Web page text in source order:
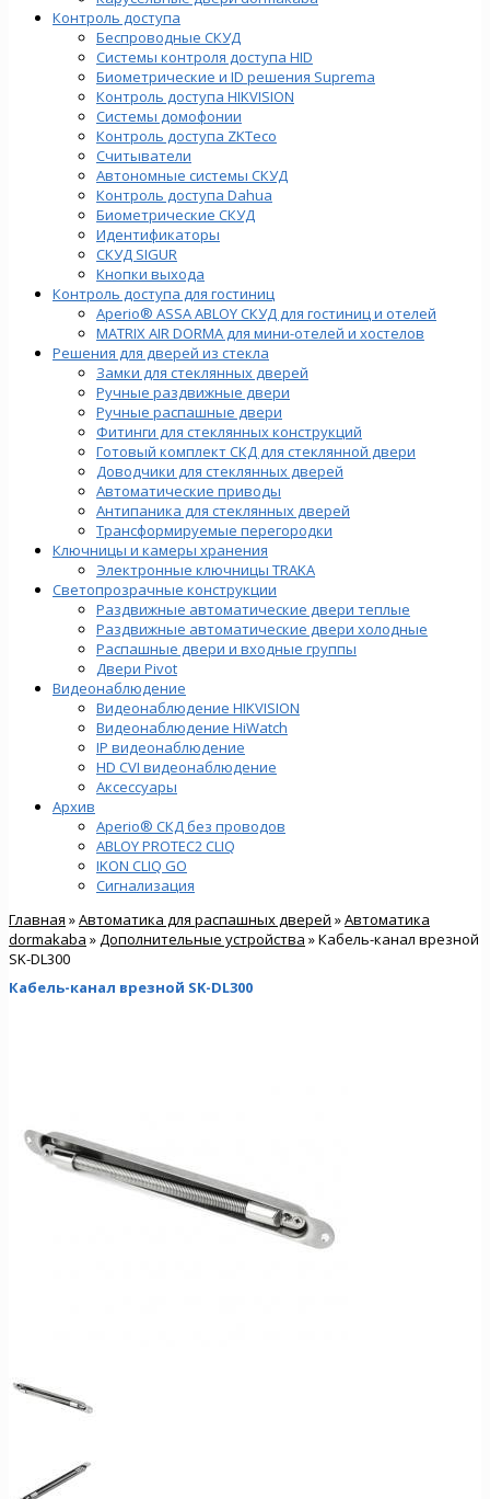
Контроль доступа
Беспроводные СКУД
Системы контроля доступа HID
Биометрические и ID решения Suprema
Контроль доступа HIKVISION
Системы домофонии
Контроль доступа ZKTeco
Считыватели
Автономные системы СКУД
Контроль доступа Dahua
Биометрические СКУД
Идентификаторы
СКУД SIGUR
Кнопки выхода
Контроль доступа для гостиниц
Aperio® ASSA ABLOY СКУД для гостиниц и отелей
MATRIX AIR DORMA для мини-отелей и хостелов
Решения для дверей из стекла
Замки для стеклянных дверей
Ручные раздвижные двери
Ручные распашные двери
Фитинги для стеклянных конструкций
Готовый комплект СКД для стеклянной двери
Доводчики для стеклянных дверей
Автоматические приводы
Антипаника для стеклянных дверей
Трансформируемые перегородки
Ключницы и камеры хранения
Электронные ключницы TRAKA
Светопрозрачные конструкции
Раздвижные автоматические двери теплые
Раздвижные автоматические двери холодные
Распашные двери и входные группы
Двери Pivot
Видеонаблюдение
Видеонаблюдение HIKVISION
Видеонаблюдение HiWatch
IP видеонаблюдение
HD CVI видеонаблюдение
Аксессуары
Архив
Aperio® СКД без проводов
ABLOY PROTEC2 CLIQ
IKON CLIQ GO
Сигнализация
Главная »Автоматика для распашных дверей »Автоматика
dormakaba » Дополнительные устройства » Кабель-канал врезной
SK-DL300
Кабель-канал врезной SK-DL300